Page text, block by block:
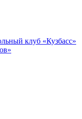
клуб «Кузбасс»